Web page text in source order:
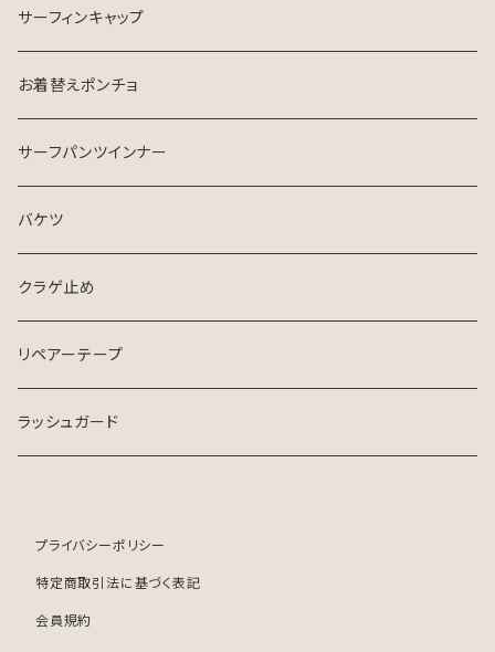
サーフィンキャップ
お着替えポンチョ
サーフパンツインナー
バケツ
クラゲ止め
リペアーテープ
ラッシュガード
プライバシーポリシー
特定商取引法に基づく表記
会員規約